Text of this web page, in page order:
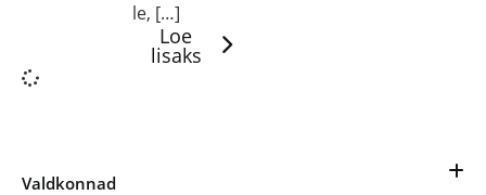
le, […]
Loe
lisaks
Valdkonnad